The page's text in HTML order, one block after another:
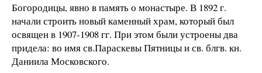
Богородицы, явно в память о монастыре. В 1892 г.
начали строить новый каменный храм, который был
освящен в 1907-1908 гг. При этом были устроены два
придела: во имя св.Параскевы Пятницы и св. блгв. кн.
Даниила Московского.